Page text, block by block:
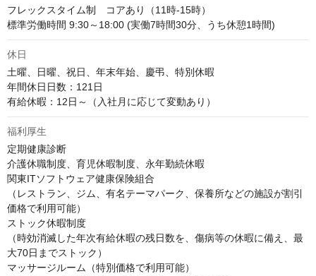
フレックスタイム制　コアあり（11時-15時）
標準労働時間 9:30～18:00 (実働7時間30分、うち休憩1時間)
休日
土曜、日曜、祝日、年末年始、慶弔、特別休暇
年間休日日数：121日
有給休暇：12日～（入社月に応じて変動あり）
福利厚生
定期健康診断
介護休職制度、育児休暇制度、永年勤続休暇
関東ITソフトウェア健康保険組合
（レストラン、ジム、有名テーマパーク、保養所などの施設が割引
価格で利用可能）
ストック休暇制度
（時効消滅した年次有給休暇の残日数を、傷病等の休暇に備え、最
大70日までストック）
マッサージルーム（特別価格で利用可能）